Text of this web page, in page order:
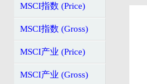
MSCI指数 (Price)
MSCI指数 (Gross)
MSCI产业 (Price)
MSCI产业 (Gross)